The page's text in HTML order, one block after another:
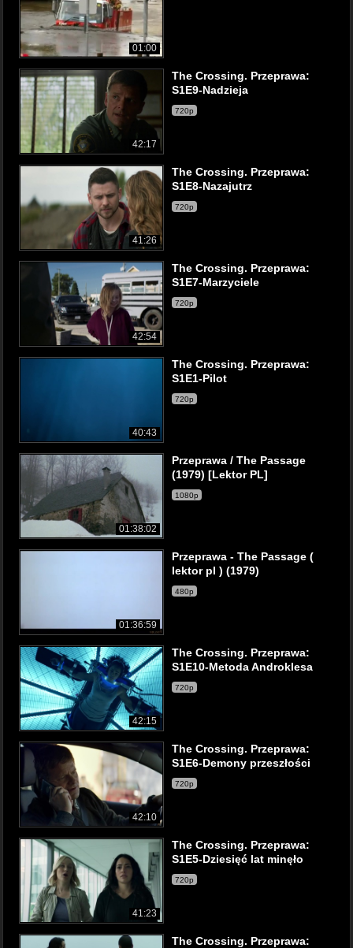
01:00
42:17
The Crossing. Przeprawa:
S1E9-Nadzieja
720p
41:26
The Crossing. Przeprawa:
S1E8-Nazajutrz
720p
42:54
The Crossing. Przeprawa:
S1E7-Marzyciele
720p
40:43
The Crossing. Przeprawa:
S1E1-Pilot
720p
01:38:02
Przeprawa / The Passage
(1979) [Lektor PL]
1080p
01:36:59
Przeprawa - The Passage (
lektor pl ) (1979)
480p
42:15
The Crossing. Przeprawa:
S1E10-Metoda Androklesa
720p
42:10
The Crossing. Przeprawa:
S1E6-Demony przeszłości
720p
41:23
The Crossing. Przeprawa:
S1E5-Dziesięć lat minęło
720p
The Crossing. Przeprawa: